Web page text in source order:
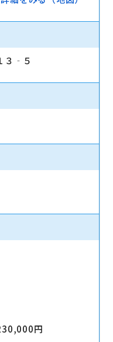
３‐５
円